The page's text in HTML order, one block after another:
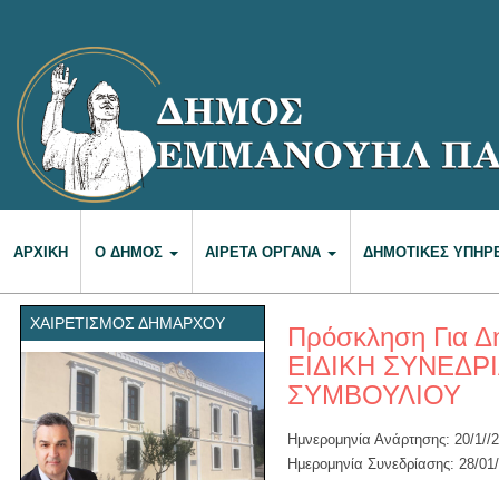
ΑΡΧΙΚΉ Ο ΔΉΜΟΣ ΑΙΡΕΤΆ ΌΡΓΑΝΑ ΔΗΜΟΤΙΚΈΣ
ΧΑΙΡΕΤΙΣΜΌΣ ΔΗΜΆΡΧΟΥ
Πρόσκληση Για
ΕΙΔΙΚΗ
ΣΥΜΒΟΥΛΙΟΥ
Ημνερομηνία Ανάρτησης: 20/1//
Ημερομηνία Συνεδρίασης: 28/